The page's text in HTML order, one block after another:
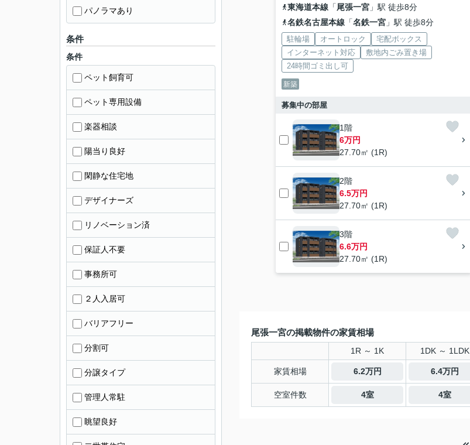
東海道本線「尾張一宮」駅 徒歩8分
名鉄名古屋本線「名鉄一宮」駅 徒歩8分
駐輪場 オートロック
宅配ボックス
インターネット対応
敷地内ごみ置き場
24時間ゴミ出し可
新築
募集中の部屋
1階
6万円
27.70㎡ (1R)
2階
6.5万円
27.70㎡ (1R)
3階
6.6万円
27.70㎡ (1R)
尾張一宮の掲載物件の家賃相場
1R ～ 1K 1DK ～ 1LDK
家賃相場 6.2万円 6.4万円
空室件数 4室 4室
パノラマあり
条件
条件
ペット飼育可
ペット専用設備
楽器相談
陽当り良好
閑静な住宅地
デザイナーズ
リノベーション済
保証人不要
事務所可
２人入居可
バリアフリー
分割可
分譲タイプ
管理人常駐
眺望良好